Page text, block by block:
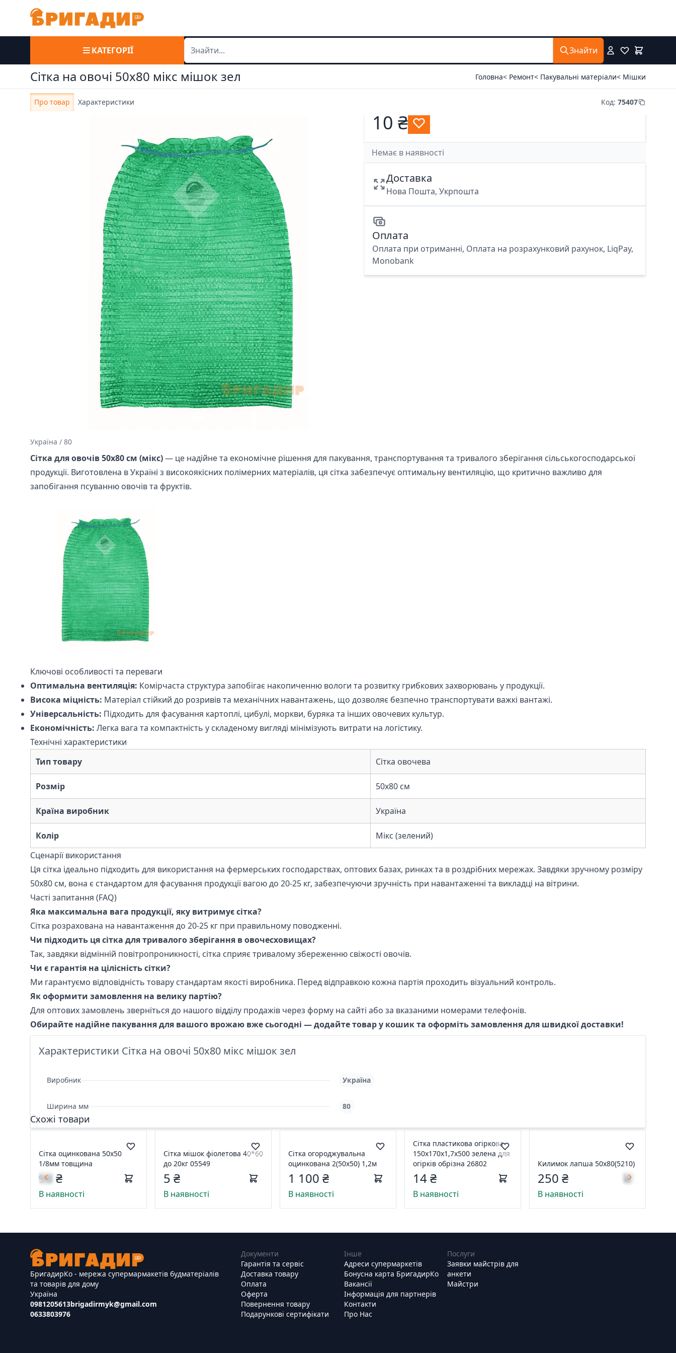
КАТЕГОРІЇ Знайти
Сітка на овочі 50х80 мікс мішок зел Головна< Ремонт< Пакувальні матеріали< Мішки
Про товар Характеристики Код: 75407
Україна / 80
10 ₴
Немає в наявності
Доставка
Нова Пошта, Укрпошта
Оплата
Оплата при отриманні, Оплата на розрахунковий рахунок, LiqPay,
Monobank
Сітка для овочів 50х80 см (мікс)— це надійне та економічне рішення для пакування, транспортування та тривалого зберігання сільськогосподарської
продукції. Виготовлена в Україні з високоякісних полімерних матеріалів, ця сітка забезпечує оптимальну вентиляцію, що критично важливо для
запобігання псуванню овочів та фруктів.
Ключові особливості та переваги
Оптимальна вентиляція: Комірчаста структура запобігає накопиченню вологи та розвитку грибкових захворювань у продукції.
Висока міцність: Матеріал стійкий до розривів та механічних навантажень, що дозволяє безпечно транспортувати важкі вантажі.
Універсальність: Підходить для фасування картоплі, цибулі, моркви, буряка та інших овочевих культур.
Економічність: Легка вага та компактність у складеному вигляді мінімізують витрати на логістику.
Технічні характеристики
Тип товару
Сітка овочева
Розмір 50х80 см
Країна виробник Україна
Колір
Мікс (зелений)
Сценарії використання
Ця сітка ідеально підходить для використання на фермерських господарствах, оптових базах, ринках та в роздрібних мережах. Завдяки зручному розміру
50х80 см, вона є стандартом для фасування продукції вагою до 20-25 кг, забезпечуючи зручність при навантаженні та викладці на вітрини.
Часті запитання (FAQ)
Яка максимальна вага продукції, яку витримує сітка?
Сітка розрахована на навантаження до 20-25 кг при правильному поводженні.
Чи підходить ця сітка для тривалого зберігання в овочесховищах?
Так, завдяки відмінній повітропроникності, сітка сприяє тривалому збереженню свіжості овочів.
Чи є гарантія на цілісність сітки?
Ми гарантуємо відповідність товару стандартам якості виробника. Перед відправкою кожна партія проходить візуальний контроль.
Як оформити замовлення на велику партію?
Для оптових замовлень зверніться до нашого відділу продажів через форму на сайті або за вказаними номерами телефонів.
Обирайте надійне пакування для вашого врожаю вже сьогодні — додайте товар у кошик та оформіть замовлення для швидкої доставки!
Характеристики Сітка на овочі 50х80 мікс мішок зел
Виробник Україна
Ширина мм 80
Схожі товари
Сітка оцинкована 50х50
1/8мм товщина
98 ₴
В наявності
Сітка мішок фіолетова 40*60
до 20кг 05549
5 ₴
В наявності
Сітка огороджувальна
оцинкована 2(50х50) 1,2м
1 100 ₴
В наявності
Сітка пластикова огіркова
150х170х1,7х500 зелена для
огірків обрізна 26802
14 ₴
В наявності
Килимок лапша 50х80(5210)
250 ₴
В наявності
БригадирКо - мережа супермармакетів будматеріалів
та товарів для дому
Україна
0981205613
0633803976
brigadirmyk@gmail.com
Документи
Гарантія та сервіс
Доставка товару
Оплата
Оферта
Повернення товару
Подарункові сертифікати
Інше
Адреси супермаркетів
Бонусна карта БригадирКо
Вакансії
Інформація для партнерів
Контакти
Про Нас
Послуги
Заявки майстрів для
анкети
Майстри